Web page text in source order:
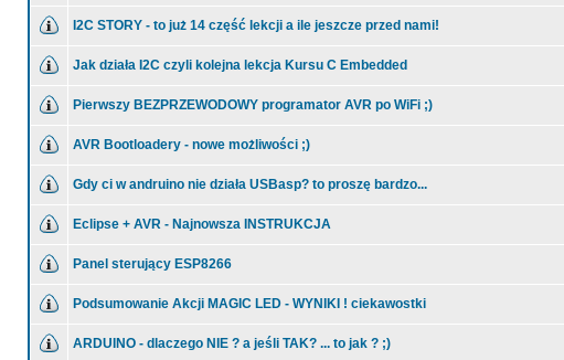
I2C STORY - to już 14 część lekcji a ile jeszcze przed nami!
Jak działa I2C czyli kolejna lekcja Kursu C Embedded
Pierwszy BEZPRZEWODOWY programator AVR po WiFi ;)
AVR Bootloadery - nowe możliwości ;)
Gdy ci w andruino nie działa USBasp? to proszę bardzo...
Eclipse + AVR - Najnowsza INSTRUKCJA
Panel sterujący ESP8266
Podsumowanie Akcji MAGIC LED - WYNIKI ! ciekawostki
ARDUINO - dlaczego NIE ? a jeśli TAK? ... to jak ? ;)